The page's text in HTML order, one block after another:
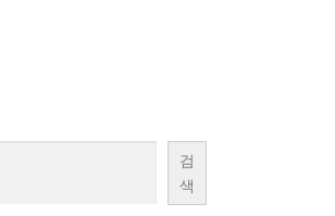
검
색